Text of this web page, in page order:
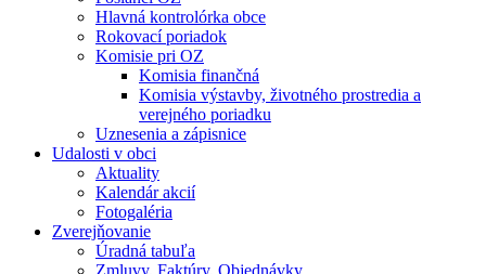
Hlavná kontrolórka obce
Rokovací poriadok
Komisie pri OZ
Komisia finančná
Komisia výstavby, životného prostredia a
verejného poriadku
Uznesenia a zápisnice
Udalosti v obci
Aktuality
Kalendár akcií
Fotogaléria
Zverejňovanie
Úradná tabuľa
Zmluvy, Faktúry, Objednávky